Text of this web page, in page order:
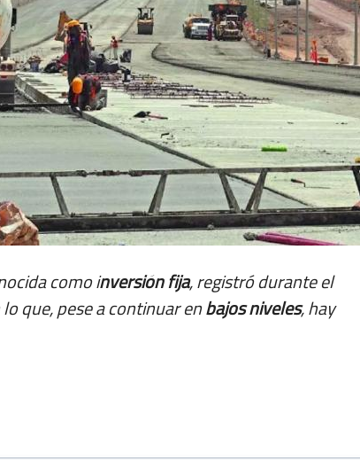
como inversión fija, registró durante el
que, pese a continuar enbajos niveles, hay